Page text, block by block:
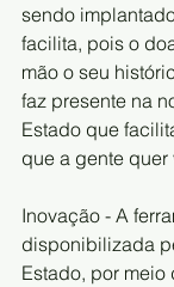
sendo
facilita, pois o
mão o seu
faz presente na
Estado que
que a gente quer
Inovação - A
disponibilizada
Estado, por meio